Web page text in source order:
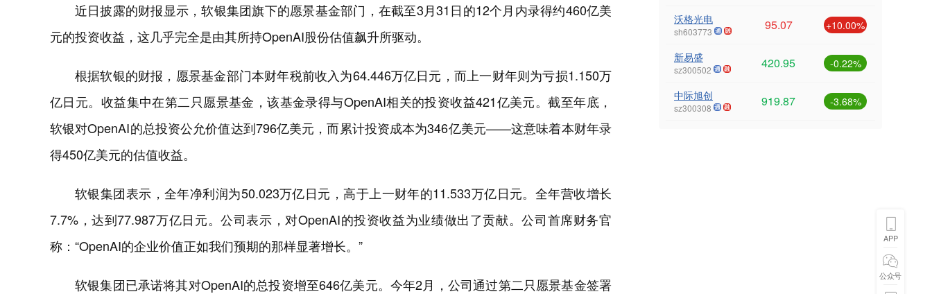
近日披露的财报显示，软银集团旗下的愿景基金部门，在截至3月31日的12个月内录得约460亿美
元的投资收益，这几乎完全是由其所持OpenAI股份估值飙升所驱动。
根据软银的财报，愿景基金部门本财年税前收入为64.446万亿日元，而上一财年则为亏损1.150万
亿日元。收益集中在第二只愿景基金，该基金录得与OpenAI相关的投资收益421亿美元。截至年底，
软银对OpenAI的总投资公允价值达到796亿美元，而累计投资成本为346亿美元——这意味着本财年录
得450亿美元的估值收益。
软银集团表示，全年净利润为50.023万亿日元，高于上一财年的11.533万亿日元。全年营收增长
7.7%，达到77.987万亿日元。公司表示，对OpenAI的投资收益为业绩做出了贡献。公司首席财务官
称：“OpenAI的企业价值正如我们预期的那样显著增长。”
软银集团已承诺将其对OpenAI的总投资增至646亿美元。今年2月，公司通过第二只愿景基金签署
沃格光电
sh603773 95.07 +10.00%
新易盛
sz300502 420.95 -0.22%
中际旭创
sz300308 919.87 -3.68%
APP
公众号